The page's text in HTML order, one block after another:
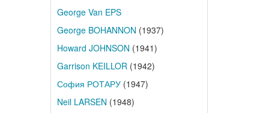
George Van EPS
George BOHANNON (1937)
Howard JOHNSON (1941)
Garrison KEILLOR(1942)
София РОТАРУ(1947)
Neil LARSEN (1948)